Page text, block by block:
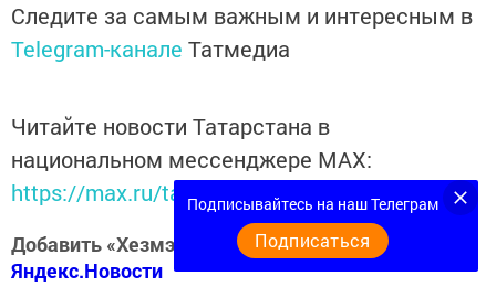
Следите за самым важным и интересным в
Telegram-канале Татмедиа
Читайте новости Татарстана в
национальном мессенджере MАХ:
https://max.ru/tatmedia
Добавить «Хезмэт даны» («Трудовая слава») в
Яндекс.Новости
Подписывайтесь на наш Телеграм
Подписаться